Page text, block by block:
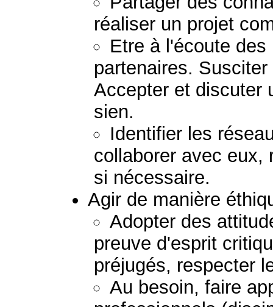
réaliser un projet
Etre à l'écoute
partenaires.
Accepter et discuter
sien.
Identifier les
collaborer avec eux,
si nécessaire.
Agir de manière
Adopter des
preuve d'esprit
préjugés, respecter
Au besoin, faire